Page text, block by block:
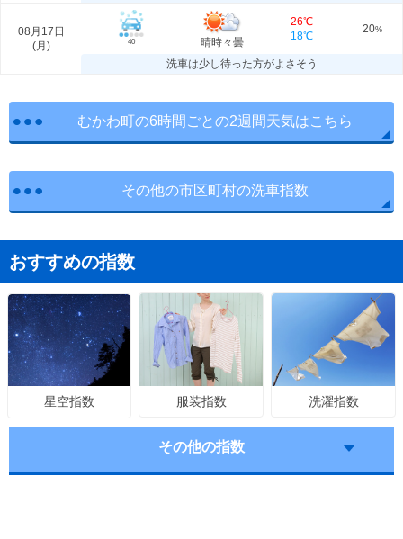
08月17日
(月 ) 40 晴時々曇
26℃
18℃
20%
洗車は少し待った方がよさそう
むかわ町の6時間ごとの2週間天気はこちら
その他の市区町村の洗車指数
おすすめの指数
星空指数 服装指数 洗濯指数
その他の指数